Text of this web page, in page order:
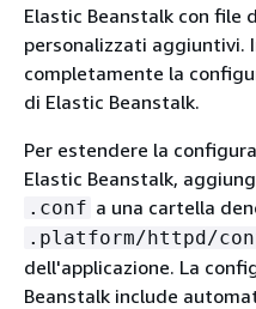
Elastic Beanstalk con file
personalizzati aggiuntivi.
completamente la
di Elastic Beanstalk.
Per estendere la
Elastic Beanstalk,
.conf a una cartella
.platform/httpd/
dell'applicazione. La
Beanstalk include